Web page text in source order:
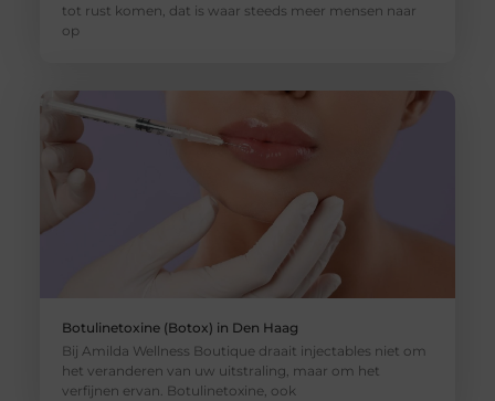
tot rust komen, dat is waar steeds meer mensen naar
op
Botulinetoxine (Botox) in Den Haag
Bij Amilda Wellness Boutique draait injectables niet om
het veranderen van uw uitstraling, maar om het
verfijnen ervan. Botulinetoxine, ook